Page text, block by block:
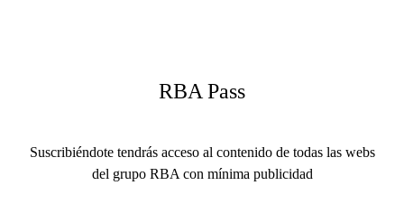
RBA Pass
Suscribiéndote tendrás acceso al contenido de todas las webs
del grupo RBA con mínima publicidad